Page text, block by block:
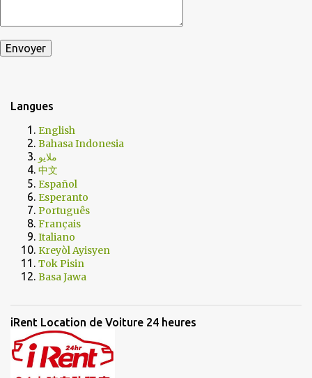
Langues
English
Bahasa Indonesia
ملايو
中文
Español
Esperanto
Português
Français
Italiano
Kreyòl Ayisyen
Tok Pisin
Basa Jawa
iRent Location de Voiture 24 heures